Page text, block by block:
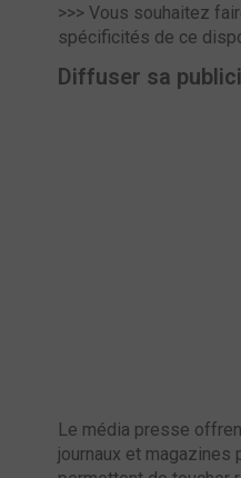
>>> Vous souhaitez
spécificités de ce
Diffuser sa
Le média presse
journaux et magazines